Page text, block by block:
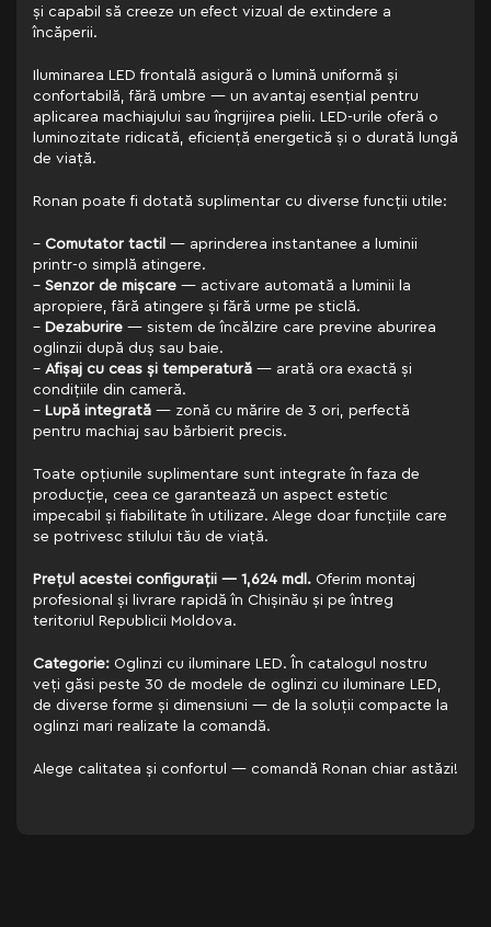
și capabil să creeze un efect vizual de extindere a
încăperii.
Iluminarea LED frontală asigură o lumină uniformă și
confortabilă, fără umbre — un avantaj esențial pentru
aplicarea machiajului sau îngrijirea pielii. LED-urile oferă o
luminozitate ridicată, eficiență energetică și o durată lungă
de viață.
Ronan poate fi dotată suplimentar cu diverse funcții utile:
– Comutator tactil — aprinderea instantanee a luminii
printr-o simplă atingere.
– Senzor de mișcare — activare automată a luminii la
apropiere, fără atingere și fără urme pe sticlă.
– Dezaburire — sistem de încălzire care previne aburirea
oglinzii după duș sau baie.
– Afișaj cu ceas și temperatură — arată ora exactă și
condițiile din cameră.
– Lupă integrată — zonă cu mărire de 3 ori, perfectă
pentru machiaj sau bărbierit precis.
Toate opțiunile suplimentare sunt integrate în faza de
producție, ceea ce garantează un aspect estetic
impecabil și fiabilitate în utilizare. Alege doar funcțiile care
se potrivesc stilului tău de viață.
Prețul acestei configurații — 1,624 mdl. Oferim montaj
profesional și livrare rapidă în Chișinău și pe întreg
teritoriul Republicii Moldova.
Categorie: Oglinzi cu iluminare LED. În catalogul nostru
veți găsi peste 30 de modele de oglinzi cu iluminare LED,
de diverse forme și dimensiuni — de la soluții compacte la
oglinzi mari realizate la comandă.
Alege calitatea și confortul — comandă Ronan chiar astăzi!